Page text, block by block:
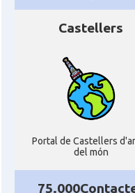
Delegació
Consolat
Consolat
Consolat
Consolat
Castellers
Portal de Castellers
del món